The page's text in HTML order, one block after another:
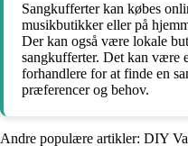
Sangkufferter kan købes
musikbutikker eller på
Der kan også være lokale
sangkufferter. Det kan være
forhandlere for at finde en
præferencer og behov.
Andre populære artikler: DIY